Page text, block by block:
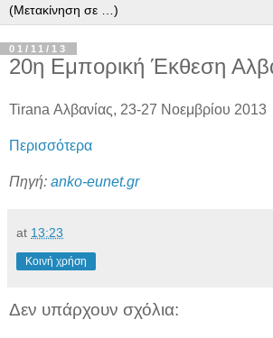
01/11/13
20η Εμπορική Έκθεση
Tirana Αλβανίας, 23-27 Νοεμβρίου 2013
Περισσότερα
Πηγή: anko-eunet.gr
at 13:23
Κοινή χρήση
Δεν υπάρχουν σχόλια: